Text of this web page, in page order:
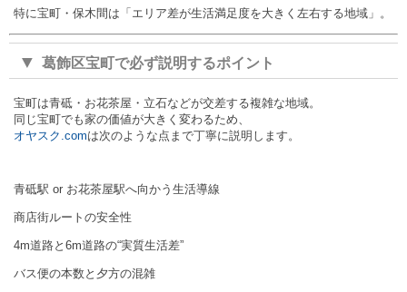
特に宝町・保木間は「エリア差が生活満足度を大きく左右する地域」。
▼ 葛飾区宝町で必ず説明するポイント
宝町は青砥・お花茶屋・立石などが交差する複雑な地域。
同じ宝町でも家の価値が大きく変わるため、
オヤスク.comは次のような点まで丁寧に説明します。
青砥駅 or お花茶屋駅へ向かう生活導線
商店街ルートの安全性
4m道路と6m道路の“実質生活差”
バス便の本数と夕方の混雑